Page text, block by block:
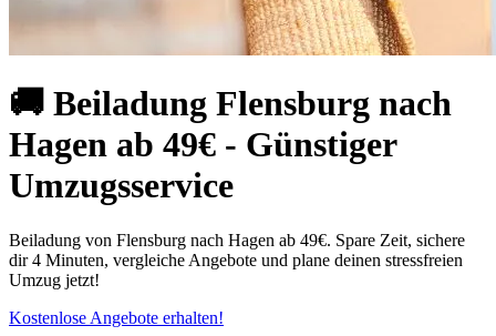
🚚 Beiladung Flensburg nach
Hagen ab 49€ - Günstiger
Umzugsservice
Beiladung von Flensburg nach Hagen ab 49€. Spare Zeit, sichere
dir 4 Minuten, vergleiche Angebote und plane deinen stressfreien
Umzug jetzt!
Kostenlose Angebote erhalten!